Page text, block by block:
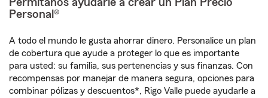
Permítanos ayudarle a crear un Plan Precio
Personal®
A todo el mundo le gusta ahorrar dinero. Personalice un plan
de cobertura que ayude a proteger lo que es importante
para usted: su familia, sus pertenencias y sus finanzas. Con
recompensas por manejar de manera segura, opciones para
combinar pólizas y descuentos*, Rigo Valle puede ayudarle a